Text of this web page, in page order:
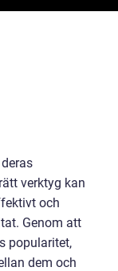
verktyg kan
och
Genom att
popularitet,
dem och